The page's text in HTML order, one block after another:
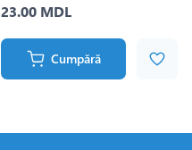
23.00 MDL
Cumpără